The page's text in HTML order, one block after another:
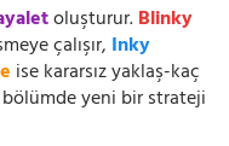
oluşturur.Blinky
çalışır,Inky
ise kararsız yaklaş-kaç
bölümde yeni bir strateji